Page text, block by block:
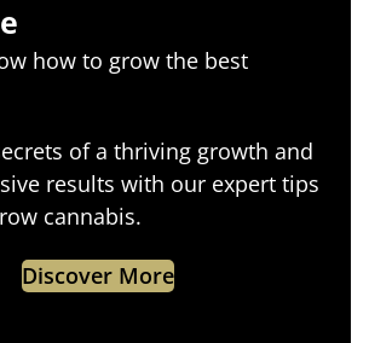
how to grow the best
of a thriving growth and
results with our expert tips
cannabis.
Discover More